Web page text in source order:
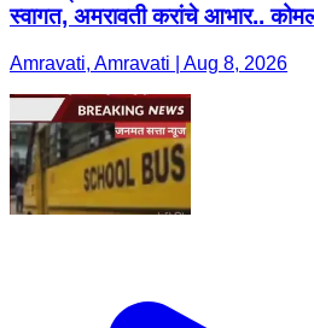
स्वागत, अमरावती करांचे आभार..
Amravati, Amravati | Aug 8, 2026